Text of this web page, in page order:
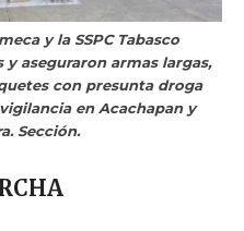
y la SSPC Tabasco
aseguraron armas largas,
con presunta droga
en Acachapan y
Sección.